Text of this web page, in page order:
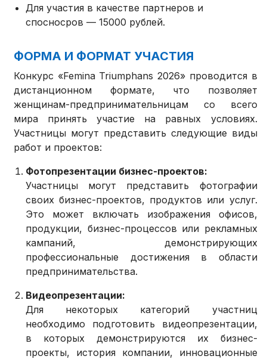
Для участия в качестве партнеров и
спосносров — 15000 рублей.
ФОРМА И ФОРМАТ УЧАСТИЯ
Конкурс «Femina Triumphans 2026» проводится в
дистанционном формате, что позволяет
женщинам-предпринимательницам со всего
мира принять участие на равных условиях.
Участницы могут представить следующие виды
работ и проектов:
Фотопрезентации бизнес-проектов:
Участницы могут представить фотографии
своих бизнес-проектов, продуктов или услуг.
Это может включать изображения офисов,
продукции, бизнес-процессов или рекламных
кампаний, демонстрирующих
профессиональные достижения в области
предпринимательства.
Видеопрезентации:
Для некоторых категорий участниц
необходимо подготовить видеопрезентации,
в которых демонстрируются их бизнес-
проекты, история компании, инновационные